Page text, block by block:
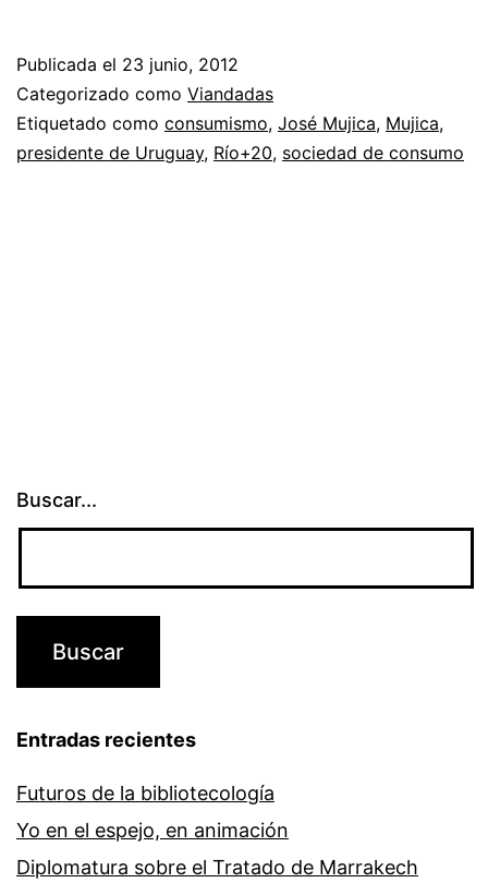
Publicada el 23 junio, 2012
Categorizado como Viandadas
Etiquetado como consumismo, José Mujica, Mujica,
presidente de Uruguay, Río+20, sociedad de consumo
Buscar...
Entradas recientes
Futuros de la bibliotecología
Yo en el espejo, en animación
Diplomatura sobre el Tratado de Marrakech